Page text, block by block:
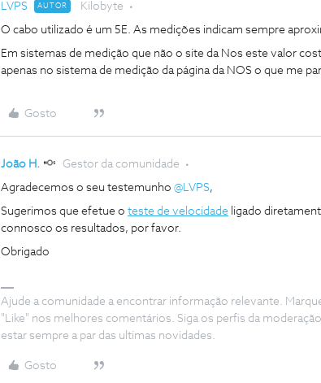
LVPS AUTOR Kilobyte
O cabo utilizado é um 5E. As medições indicam sempre
Em sistemas de medição que não o site da Nos este valor
apenas no sistema de medição da página da NOS o que me
Gosto
João H. Gestor da comunidade
Agradecemos o seu testemunho @LVPS,
Sugerimos que efetue o teste de velocidade ligado
connosco os resultados, por favor.
Obrigado
Ajude a comunidade a encontrar informação relevante.
"Like" nos melhores comentários. Siga os perfis da
estar sempre a par das ultimas novidades.
Gosto